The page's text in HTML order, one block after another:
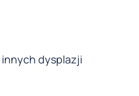
dysplazji